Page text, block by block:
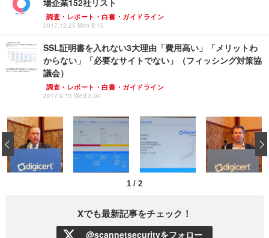
場企業152社リスト
調査・レポート・白書・ガイドライン
2017.12.25 Mon 8:15
SSL証明書を入れない3大理由「費用高い」「メリットわ
からない」「必要なサイトでない」（フィッシング対策協
議会）
調査・レポート・白書・ガイドライン
2017.9.13 Wed 8:00
1 / 2
‹
Xでも最新記事をチェック！
@scannetsecurityをフォロー